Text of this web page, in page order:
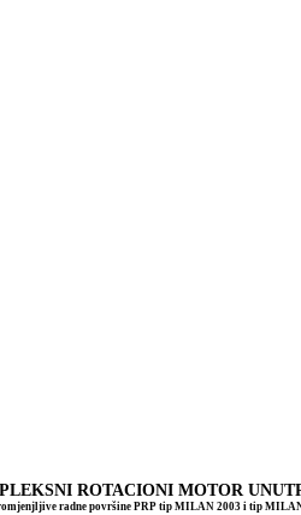
ROTACIONI MOTOR
radne površine PRP tip MILAN 2003 i tip